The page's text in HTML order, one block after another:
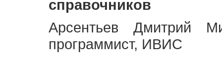
справочников
Арсентьев Дмитрий
программист, ИВИС